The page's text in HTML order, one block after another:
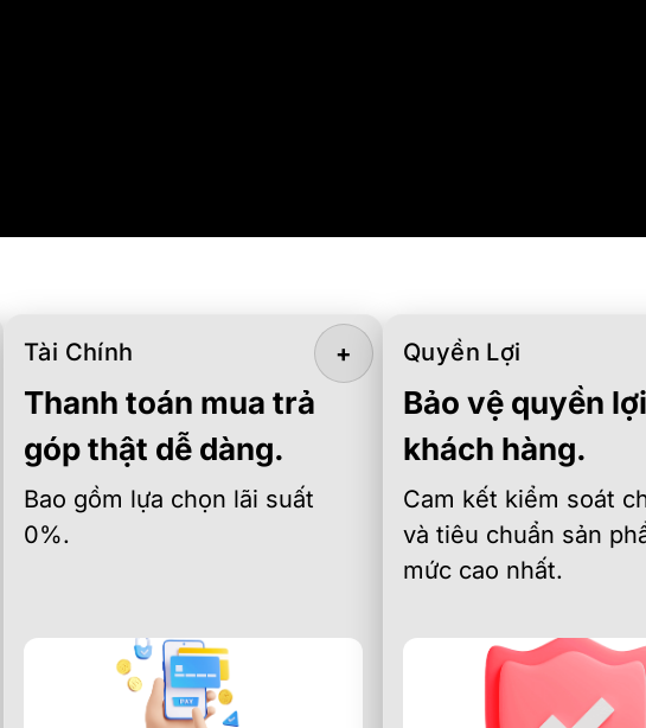
Tài Chính
Thanh toán mua trả
góp thật dễ dàng.
Bao gồm lựa chọn lãi suất
0%.
+ Quyền Lợi
Bảo vệ quyền lợi
khách hàng.
Cam kết kiểm soát
và tiêu chuẩn sản
mức cao nhất.